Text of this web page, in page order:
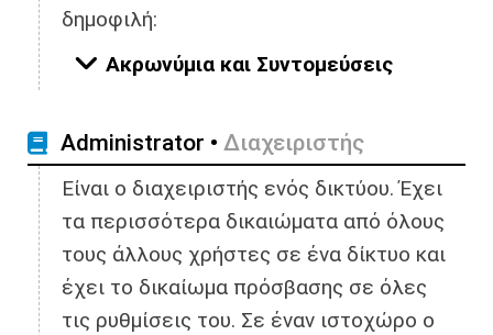
δημοφιλή:
Ακρωνύμια και Συντομεύσεις
Administrator • Διαχειριστής
Είναι ο διαχειριστής ενός δικτύου. Έχει
τα περισσότερα δικαιώματα από όλους
τους άλλους χρήστες σε ένα δίκτυο και
έχει το δικαίωμα πρόσβασης σε όλες
τις ρυθμίσεις του. Σε έναν ιστοχώρο ο